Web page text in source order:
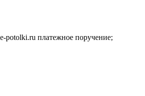
potolki.ru платежное поручение;